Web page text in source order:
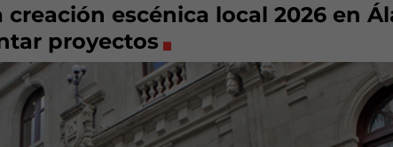
escénica local 2026 en
proyectos